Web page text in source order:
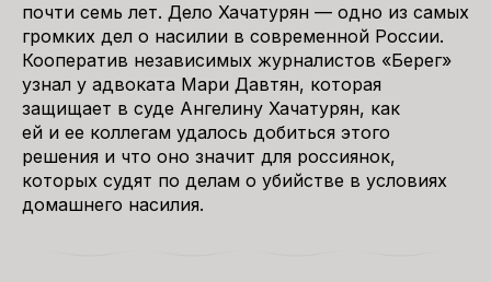
почти семь лет. Дело Хачатурян — одно из самых
громких дел о насилии в современной России.
Кооператив независимых журналистов «Берег»
узнал у адвоката Мари Давтян, которая
защищает в суде Ангелину Хачатурян, как
ей и ее коллегам удалось добиться этого
решения и что оно значит для россиянок,
которых судят по делам о убийстве в условиях
домашнего насилия.